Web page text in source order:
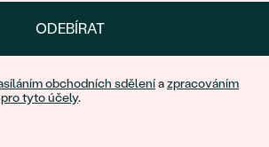
ODEBÍRAT
obchodních sděleníazpracováním
tyto účely.